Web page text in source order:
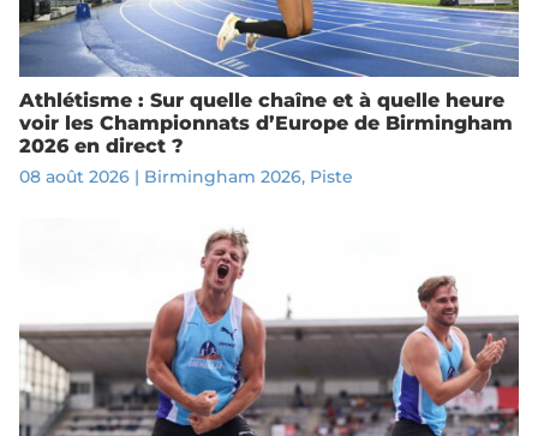
Athlétisme : Sur quelle chaîne et à quelle heure
voir les Championnats d’Europe de Birmingham
2026 en direct ?
08 août 2026| Birmingham 2026, Piste